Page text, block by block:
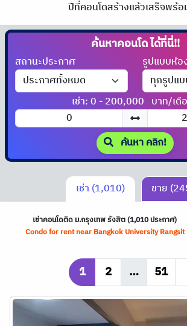
ปีที่คอนโดสร้างแล้วเสร็จพร้
ค้นหาคอนโดได้ที่นี่!!
สถานะประกาศ รูปแบบห้อ
เช่า: 0 - 200,000 บาท/เดื
ค้นหา คลิก!
เช่า (1,010) ขาย
เช่าคอนโดติด ม.กรุงเทพ รังสิต (1,010 ประกาศ)
Condo for rent near Bangkok University Rangsit
1 2 … 51